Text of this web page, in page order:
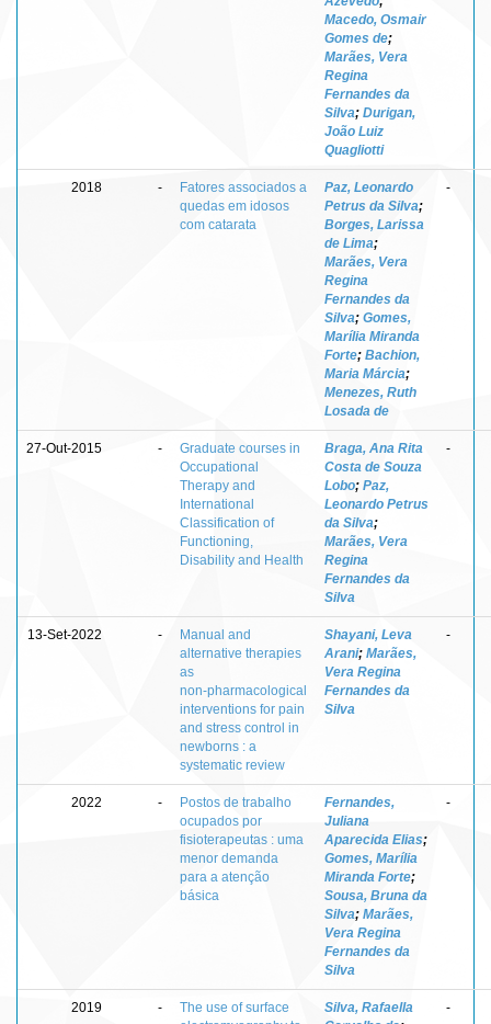
Macedo, Osmair
Gomes de;
Marães, Vera
Regina
Fernandes da
Silva; Durigan,
João Luiz
Quagliotti
2018 -
Fatores associados a
quedas em idosos
com catarata
Paz, Leonardo
Petrus da Silva;
Borges, Larissa
de Lima;
Marães, Vera
Regina
Fernandes da
Silva; Gomes,
Marília Miranda
Forte; Bachion,
Maria Márcia;
Menezes, Ruth
Losada de
-
27-Out-2015 -
Graduate courses in
Occupational
Therapy and
International
Classification of
Functioning,
Disability and Health
Braga, Ana Rita
Costa de Souza
Lobo; Paz,
Leonardo Petrus
da Silva;
Marães, Vera
Regina
Fernandes da
Silva
-
13-Set-2022 -
Manual and
alternative therapies
as
non‑pharmacological
interventions for pain
and stress control in
newborns : a
systematic review
Shayani, Leva
Arani; Marães,
Vera Regina
Fernandes da
Silva
-
2022 -
Postos de trabalho
ocupados por
fisioterapeutas : uma
menor demanda
para a atenção
básica
Fernandes,
Juliana
Aparecida Elias;
Gomes, Marília
Miranda Forte;
Sousa, Bruna da
Silva; Marães,
Vera Regina
Fernandes da
Silva
-
2019 -
The use of surface
Silva, Rafaella
-